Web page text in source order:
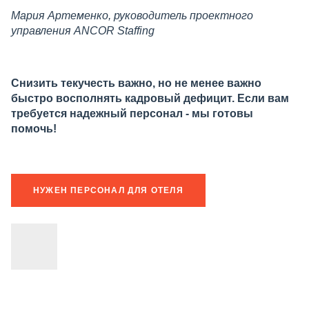
Мария Артеменко, руководитель проектного
управления ANCOR Staffing
Снизить текучесть важно, но не менее важно
быстро восполнять кадровый дефицит. Если вам
требуется надежный персонал - мы готовы
помочь!
НУЖЕН ПЕРСОНАЛ ДЛЯ ОТЕЛЯ